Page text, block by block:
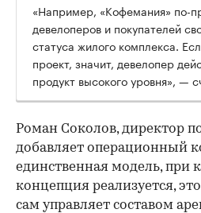
«Например, «Кофемания» по-
девелоперов и покупателей
статуса жилого комплекса.
проект, значит, девелопер
продукт высокого уровня», —
Роман Соколов, директор
добавляет операционный
единственная модель, при
концепция реализуется,
сам управляет составом